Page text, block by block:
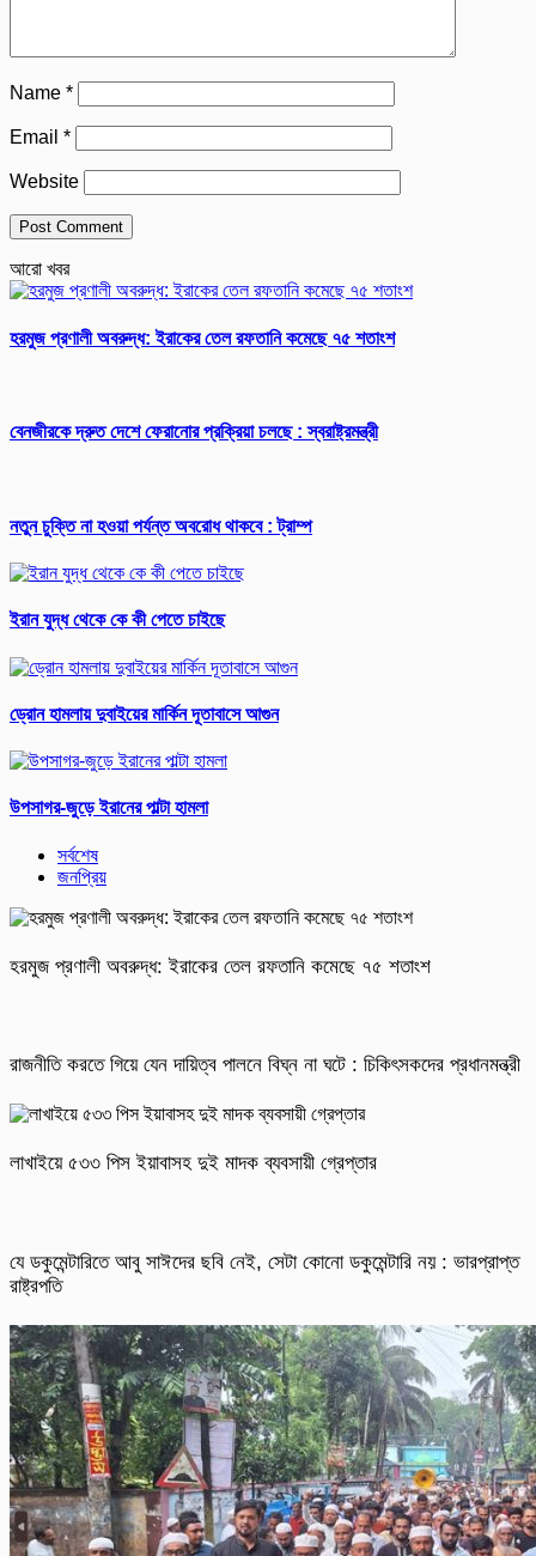
Name *
Email *
Website
আরো খবর
হরমুজ প্রণালী অবরুদ্ধ: ইরাকের তেল রফতানি কমেছে ৭৫ শতাংশ
বেনজীরকে দ্রুত দেশে ফেরানোর প্রক্রিয়া চলছে : স্বরাষ্ট্রমন্ত্রী
নতুন চুক্তি না হওয়া পর্যন্ত অবরোধ থাকবে : ট্রাম্প
ইরান যুদ্ধ থেকে কে কী পেতে চাইছে
ড্রোন হামলায় দুবাইয়ের মার্কিন দূতাবাসে আগুন
উপসাগর-জুড়ে ইরানের পাল্টা হামলা
সর্বশেষ
জনপ্রিয়
হরমুজ প্রণালী অবরুদ্ধ: ইরাকের তেল রফতানি কমেছে ৭৫ শতাংশ
রাজনীতি করতে গিয়ে যেন দায়িত্ব পালনে বিঘ্ন না ঘটে : চিকিৎসকদের প্রধানমন্ত্রী
লাখাইয়ে ৫৩৩ পিস ইয়াবাসহ দুই মাদক ব্যবসায়ী গ্রেপ্তার
যে ডকুমেন্টারিতে আবু সাঈদের ছবি নেই, সেটা কোনো ডকুমেন্টারি নয় : ভারপ্রাপ্ত
রাষ্ট্রপতি